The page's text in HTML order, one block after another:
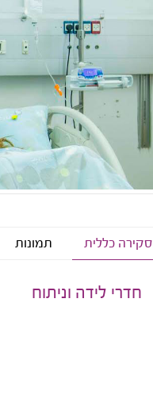
סקירה כללית תמונות
חדרי לידה וניתוח